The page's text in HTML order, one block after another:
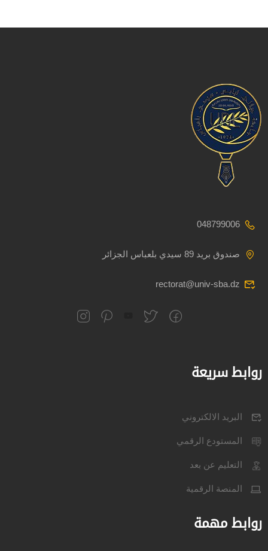
048799006
صندوق بريد 89 سيدي بلعباس الجزائر
rectorat@univ-sba.dz
روابط سريعة
البريد الالكتروني
المستودع الرقمي
التعليم عن بعد
المنصة الرقمية
روابط مهمة